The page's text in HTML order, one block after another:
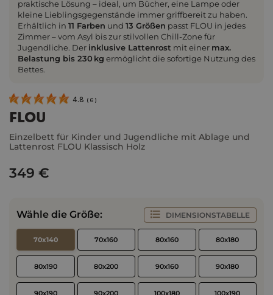
praktische Lösung – ideal, um Bücher, eine Lampe oder
kleine Lieblingsgegenstände immer griffbereit zu haben.
Erhältlich in 11 Farben und 13 Größen passt FLOU in jedes
Zimmer – vom Asyl bis zur stilvollen Chill-Zone für
Jugendliche. Der inklusive Lattenrost mit einer max.
Belastung bis 230 kg ermöglicht die sofortige Nutzung des
Bettes.
4.8 ( 6 )
FLOU
Einzelbett für Kinder und Jugendliche mit Ablage und
Lattenrost FLOU Klassisch Holz
349 €
Wähle die Größe: DIMENSIONSTABELLE
70x140 70x160 80x160 80x180
80x190 80x200 90x160 90x180
90x190 90x200 100x180 100x190